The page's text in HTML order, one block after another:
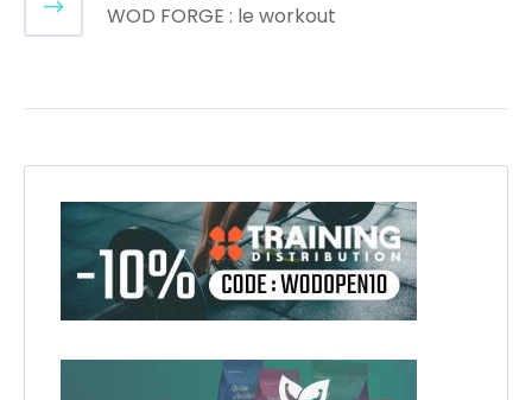
WOD FORGE : le workout